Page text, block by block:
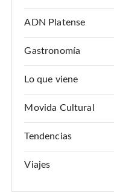
ADN Platense
Gastronomía
Lo que viene
Movida Cultural
Tendencias
Viajes